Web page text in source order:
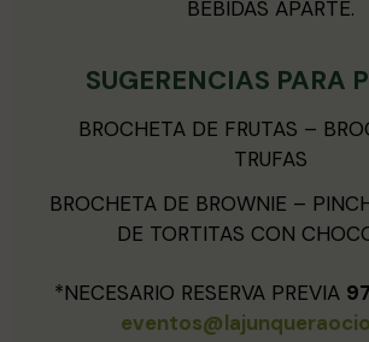
BEBIDAS APARTE.
SUGERENCIAS PARA
BROCHETA DE FRUTAS –
TRUFAS
BROCHETA DE BROWNIE –
DE TORTITAS CON
*NECESARIO RESERVA PREVIA